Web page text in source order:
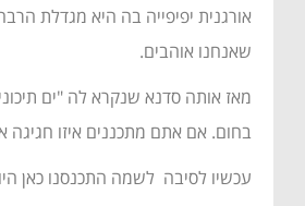
אורגנית יפיפייה בה היא מגדלת
שאנחנו אוהבים.
מאז אותה סדנא שנקרא לה "ים
בחום. אם אתם מתכננים איזו
עכשיו לסיבה לשמה התכנסנו כאן